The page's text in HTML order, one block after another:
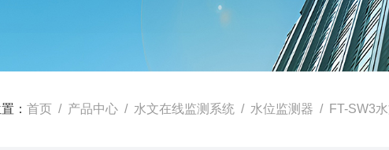
： 首页 / 产品中心 / 水文在线监测系统 / 水位监测器 / FT-SW3